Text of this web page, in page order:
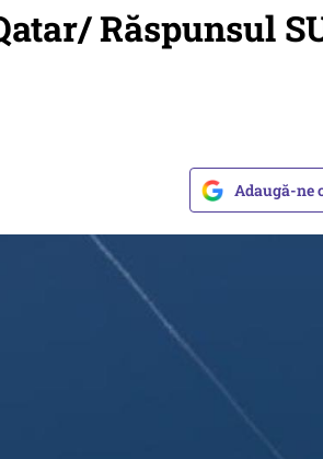
Răspunsul
Adaugă-ne